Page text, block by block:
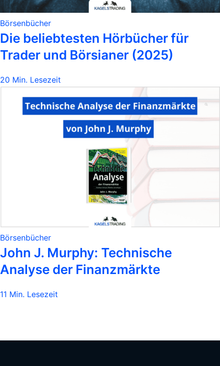
Börsenbücher
Die beliebtesten Hörbücher für
Trader und Börsianer (2025)
20 Min. Lesezeit
Börsenbücher
John J. Murphy: Technische
Analyse der Finanzmärkte
11 Min. Lesezeit